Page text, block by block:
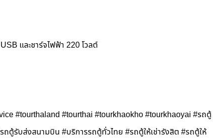
และชาร์จไฟฟ้า 220 โวลต์
#tourthaland #tourthai #tourkhaokho #tourkhaoyai #รถตู้
ถตู้รับส่งสนามบิน #บริการรถตู้ทั่วไทย #รถตู้ให้เช่ารังสิต #รถตู้ให้